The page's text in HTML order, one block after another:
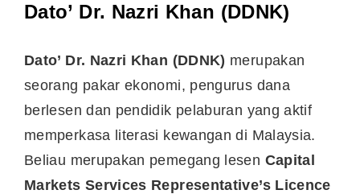
Dato’ Dr. Nazri Khan (DDNK)
Dato’ Dr. Nazri Khan (DDNK) merupakan
seorang pakar ekonomi, pengurus dana
berlesen dan pendidik pelaburan yang aktif
memperkasa literasi kewangan di Malaysia.
Beliau merupakan pemegang lesen Capital
Markets Services Representative’s Licence